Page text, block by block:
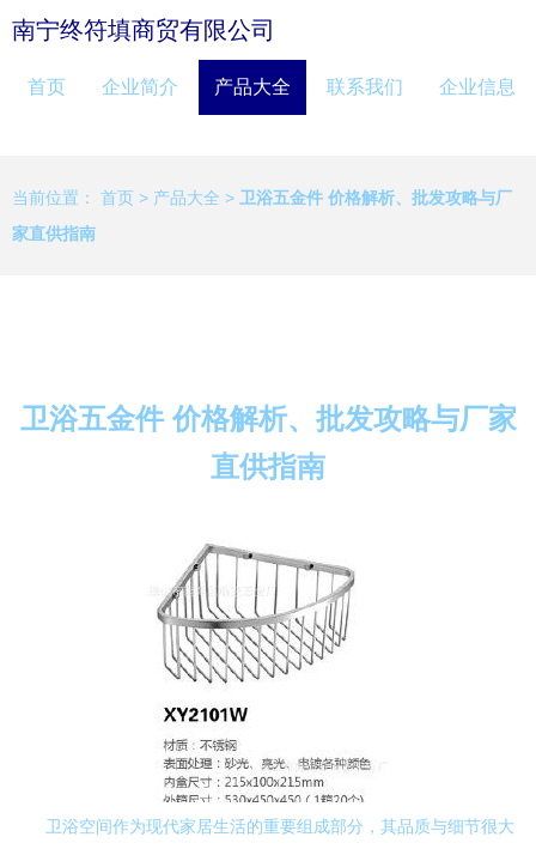
南宁终符填商贸有限公司
首页 企业简介 产品大全 联系我们 企业信息
当前位置： 首页 > 产品大全 > 卫浴五金件 价格解析、批发攻略与厂
家直供指南
卫浴五金件 价格解析、批发攻略与厂家
直供指南
卫浴空间作为现代家居生活的重要组成部分，其品质与细节很大